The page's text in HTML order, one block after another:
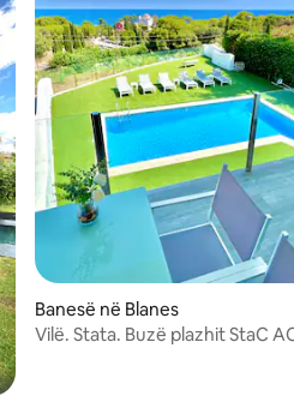
Banesë në Blanes
Vilë. Stata. Buzë plazhit StaC